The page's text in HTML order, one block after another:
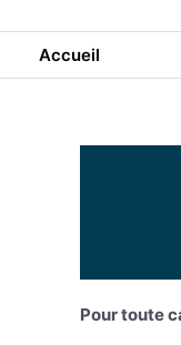
Accueil
Pour toute